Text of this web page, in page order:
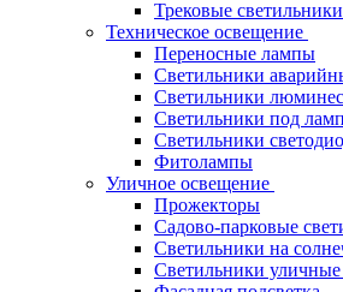
Трековые
Техническое освещение
Переносные лампы
Светильники
Светильники
Светильники под
Светильники
Фитолампы
Уличное освещение
Прожекторы
Садово-парковые
Светильники на
Светильники